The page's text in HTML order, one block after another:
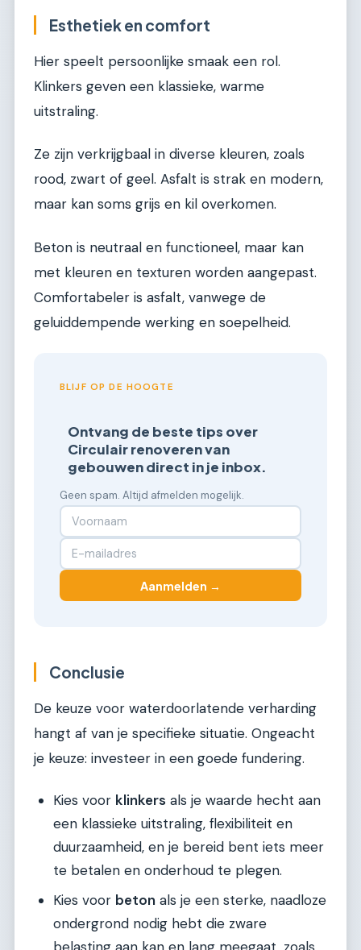
Esthetiek en comfort
Hier speelt persoonlijke smaak een rol.
Klinkers geven een klassieke, warme
uitstraling.
Ze zijn verkrijgbaal in diverse kleuren, zoals
rood, zwart of geel. Asfalt is strak en modern,
maar kan soms grijs en kil overkomen.
Beton is neutraal en functioneel, maar kan
met kleuren en texturen worden aangepast.
Comfortabeler is asfalt, vanwege de
geluiddempende werking en soepelheid.
BLIJF OP DE HOOGTE
Ontvang de beste tips over
Circulair renoveren van
gebouwen direct in je inbox.
Geen spam. Altijd afmelden mogelijk.
Aanmelden →
Conclusie
De keuze voor waterdoorlatende verharding
hangt af van je specifieke situatie. Ongeacht
je keuze: investeer in een goede fundering.
Kies voor klinkers als je waarde hecht aan
een klassieke uitstraling, flexibiliteit en
duurzaamheid, en je bereid bent iets meer
te betalen en onderhoud te plegen.
Kies voor beton als je een sterke, naadloze
ondergrond nodig hebt die zware